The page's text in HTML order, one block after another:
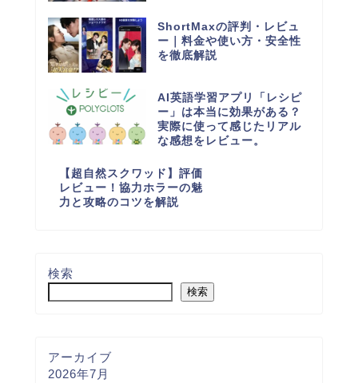
ShortMaxの評判・レビュ
ー｜料金や使い方・安全性
を徹底解説
AI英語学習アプリ「レシピ
ー」は本当に効果がある？
実際に使って感じたリアル
な感想をレビュー。
【超自然スクワッド】評価
レビュー！協力ホラーの魅
力と攻略のコツを解説
検索
検索
アーカイブ
2026年7月